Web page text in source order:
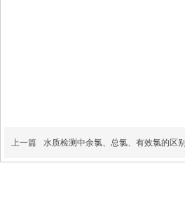
上一篇 水质检测中余氯、总氯、有效氯的区别